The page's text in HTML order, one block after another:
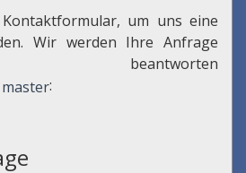
um uns eine
Wir werden Ihre Anfrage
beantworten
: